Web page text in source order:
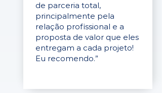
de parceria total,
principalmente pela
relação profissional e a
proposta de valor que eles
entregam a cada projeto!
Eu recomendo.”